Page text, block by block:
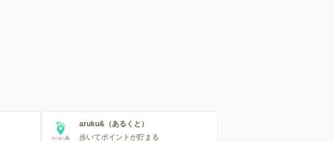
aruku&（あるくと）
歩いてポイントが貯まる